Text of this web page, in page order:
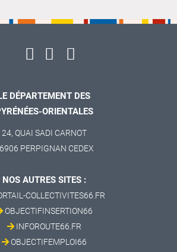
DÉPARTEMENT DES
ORIENTALES
24, QUAI SADI CARNOT
PERPIGNAN CEDEX
NOS AUTRES SITES :
COLLECTIVITES66.FR
OBJECTIFINSERTION66
INFOROUTE66.FR
OBJECTIFEMPLOI66